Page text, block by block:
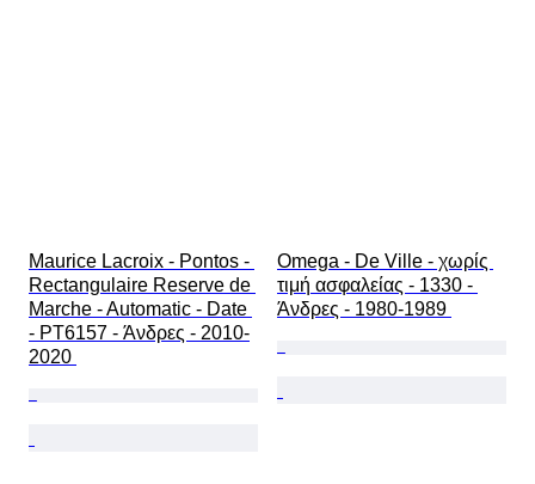
Maurice Lacroix - Pontos -
Rectangulaire Reserve de
Marche - Automatic - Date
- PT6157 - Άνδρες - 2010-
2020
Omega - De Ville - χωρίς
τιμή ασφαλείας - 1330 -
Άνδρες - 1980-1989